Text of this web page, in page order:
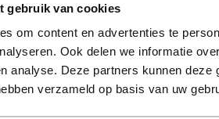
gebruik van cookies
om content en advertenties te
Ook delen we informatie
analyse. Deze partners kunnen
verzameld op basis van uw
van ongeveer 1500 kg. Dit
puin kunt afvoeren zonder je zorgen te
belangrijk om het maximale
aan de bigbag en eventuele
van BM Containers